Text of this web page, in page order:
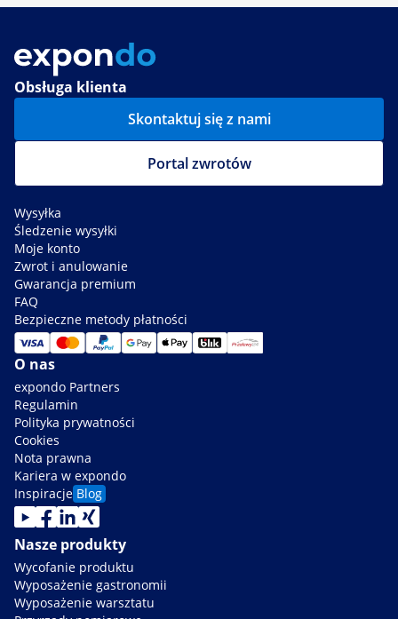
Obsługa klienta
Skontaktuj się z nami
Portal zwrotów
Wysyłka
Śledzenie wysyłki
Moje konto
Zwrot i anulowanie
Gwarancja premium
FAQ
Bezpieczne metody płatności
O nas
expondo Partners
Regulamin
Polityka prywatności
Cookies
Nota prawna
Kariera w expondo
Inspiracje Blog
Nasze produkty
Wycofanie produktu
Wyposażenie gastronomii
Wyposażenie warsztatu